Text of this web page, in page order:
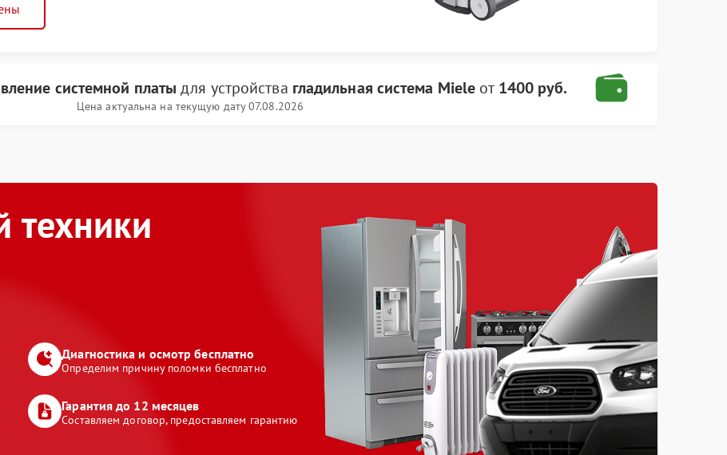
системной платы для устройства гладильная система Miele от 1400 руб.
Цена актуальна на текущую дату 07.08.2026
техники
Диагностика и осмотр бесплатно
Определим причину поломки бесплатно
Гарантия до 12 месяцев
Составляем договор, предоставляем гарантию